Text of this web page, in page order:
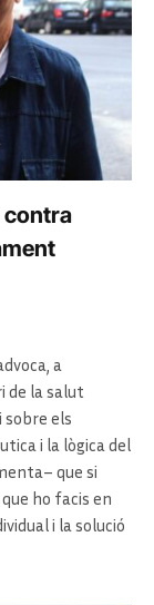
contra
a
de la salut
els
i la lògica del
que si
ho facis en
i la solució